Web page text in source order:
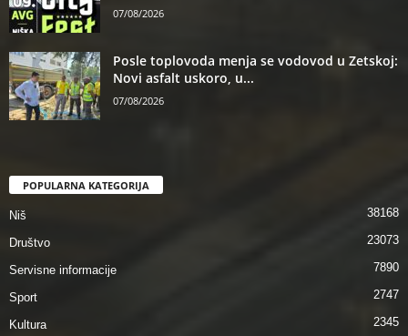
07/08/2026
Posle toplovoda menja se vodovod u Zetskoj:
Novi asfalt uskoro, u...
07/08/2026
POPULARNA KATEGORIJA
Niš 38168
Društvo 23073
Servisne informacije 7890
Sport 2747
Kultura 2345